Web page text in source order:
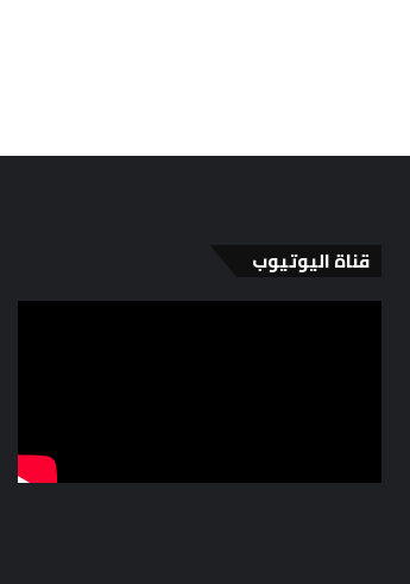
قناة اليوتيوب